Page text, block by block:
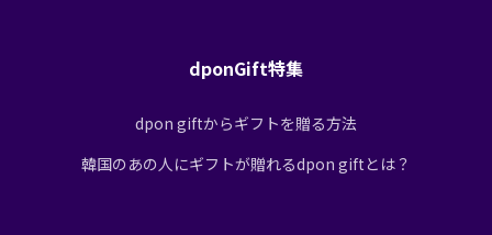
dponGift特集
dpon giftからギフトを贈る方法
韓国のあの人にギフトが贈れるdpon giftとは？